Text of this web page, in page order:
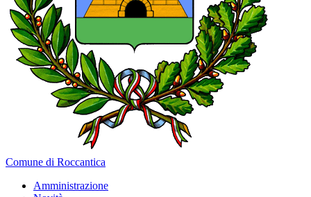
Comune di Roccantica
Amministrazione